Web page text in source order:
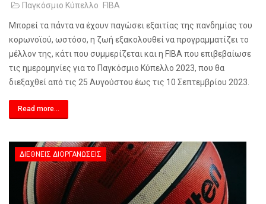
Παγκόσμιο Κύπελλο
FIBA
Μπορεί τα πάντα να έχουν παγώσει εξαιτίας της πανδημίας του
κορωνοϊού, ωστόσο, η ζωή εξακολουθεί να προγραμματίζει το
μέλλον της, κάτι που συμμερίζεται και η FIBA που επιβεβαίωσε
τις ημερομηνίες για το Παγκόσμιο Κύπελλο 2023, που θα
διεξαχθεί από τις 25 Αυγούστου έως τις 10 Σεπτεμβρίου 2023.
Read more...
ΔΙΕΘΝΕΊΣ ΔΙΟΡΓΑΝΏΣΕΙΣ